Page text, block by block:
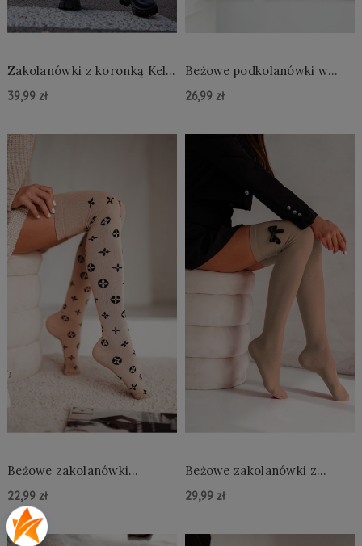
Zakolanówki z koronką Kelly
39,99 zł
Do Koszyka »
Beżowe podkolanówki w
26,99 zł
Do Koszyka »
Beżowe zakolanówki
22,99 zł
Do Koszyka »
Beżowe zakolanówki z
29,99 zł
Do Koszyka »